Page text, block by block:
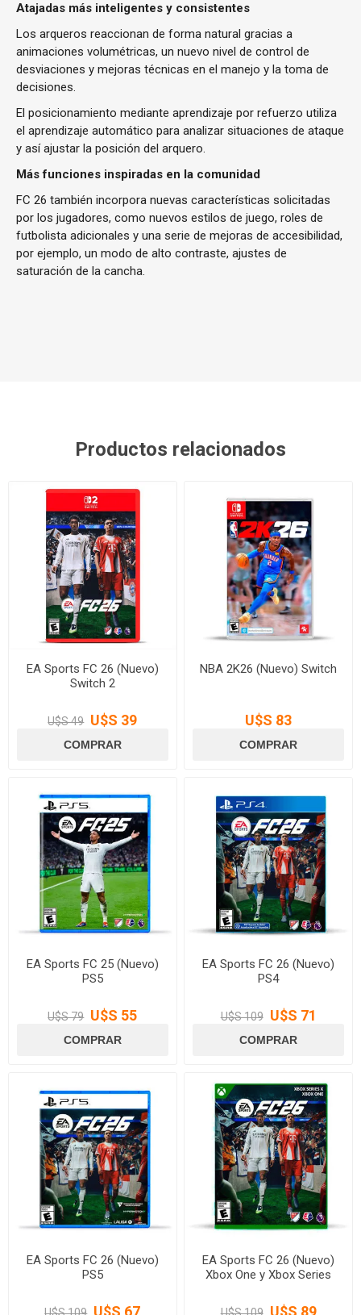
Atajadas más inteligentes y consistentes
Los arqueros reaccionan de forma natural gracias a
animaciones volumétricas, un nuevo nivel de control de
desviaciones y mejoras técnicas en el manejo y la toma de
decisiones.
El posicionamiento mediante aprendizaje por refuerzo utiliza
el aprendizaje automático para analizar situaciones de ataque
y así ajustar la posición del arquero.
Más funciones inspiradas en la comunidad
FC 26 también incorpora nuevas características solicitadas
por los jugadores, como nuevos estilos de juego, roles de
futbolista adicionales y una serie de mejoras de accesibilidad,
por ejemplo, un modo de alto contraste, ajustes de
saturación de la cancha.
Productos relacionados
EA Sports FC 26 (Nuevo)
Switch 2
U$S 49 U$S 39
NBA 2K26 (Nuevo) Switch
U$S 83
EA Sports FC 25 (Nuevo)
PS5
U$S 79 U$S 55
EA Sports FC 26 (Nuevo)
PS4
U$S 109 U$S 71
EA Sports FC 26 (Nuevo)
PS5
U$S 109 U$S 67
EA Sports FC 26 (Nuevo)
Xbox One y Xbox Series
U$S 109 U$S 89